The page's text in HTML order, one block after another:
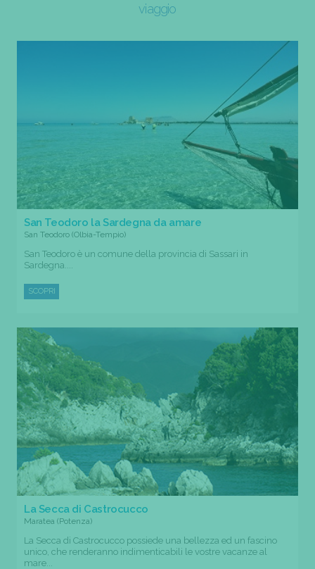
viaggio
San Teodoro la Sardegna da amare
San Teodoro (Olbia-Tempio)
San Teodoro è un comune della provincia di Sassari in
Sardegna....
SCOPRI
La Secca di Castrocucco
Maratea (Potenza)
La Secca di Castrocucco possiede una bellezza ed un fascino
unico, che renderanno indimenticabili le vostre vacanze al
mare...